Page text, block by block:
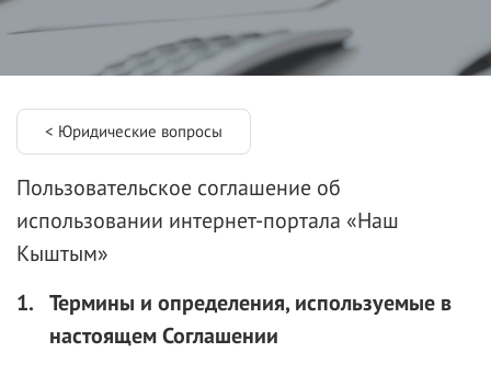
< Юридические вопросы
Пользовательское соглашение об
использовании интернет-портала «Наш
Кыштым»
1. Термины и определения, используемые в
настоящем Соглашении